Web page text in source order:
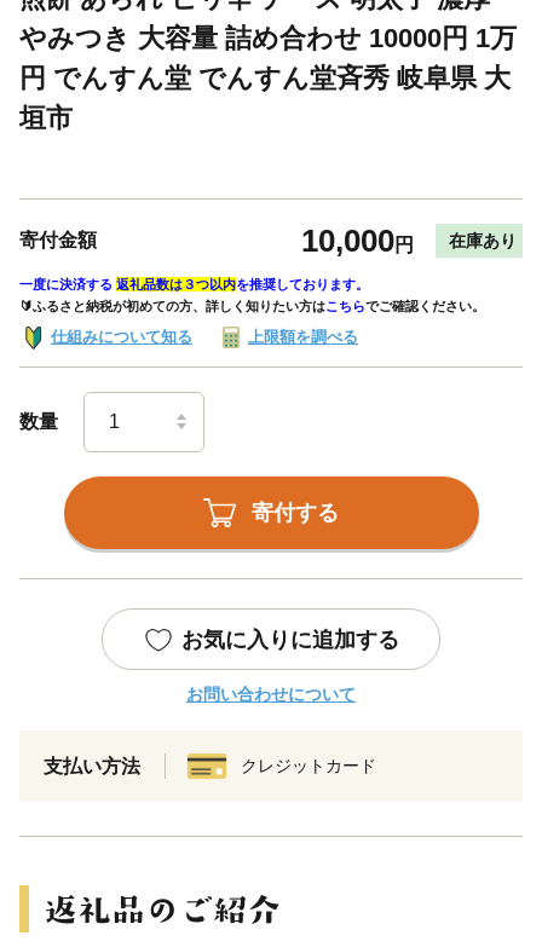
やみつき 大容量 詰め合わせ 10000円 1万
円 でんすん堂 でんすん堂斉秀 岐阜県 大
垣市
寄付金額 10,000円 在庫あり
一度に決済する 返礼品数は３つ以内を推奨しております。
🔰ふるさと納税が初めての方、詳しく知りたい方はこちらでご確認ください。
仕組みについて知る 上限額を調べる
数量
寄付する
お気に入りに追加する
お問い合わせについて
支払い方法 クレジットカード